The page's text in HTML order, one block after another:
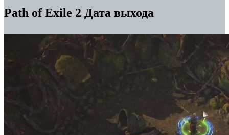
Path of Exile 2 Дата выхода